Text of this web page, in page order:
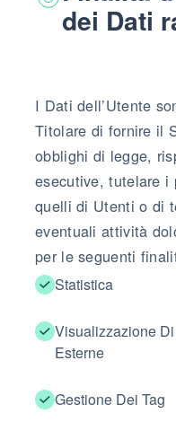
dei Dati
I Dati dell’Utente
Titolare di fornire il
obblighi di legge,
esecutive, tutelare i
quelli di Utenti o di
eventuali attività
per le seguenti
Statistica
Visualizzazione
Esterne
Gestione Dei Tag